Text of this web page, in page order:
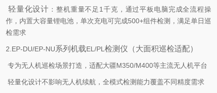
轻量化设计 ：整机重量不足 1 千克，通过平板电脑完成全流程操
作，内置大容量锂电池，单次充电可完成500+组件检测，满足单日巡
检需求
2.EP-DU/EP-NU系列机载EL/PL 检测仪（大面积巡检适配）
专为无人机巡检场景打造，适配大疆M350/M400等主流无人机平台
轻量化设计不影响无人机续航，全模式检测能力覆盖不同精度需求